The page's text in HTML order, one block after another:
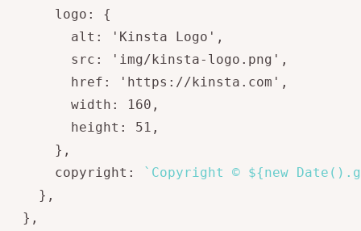
      logo: {
        alt: 'Kinsta Logo',
        src: 'img/kinsta-logo.png',
        href: 'https://kinsta.com',
        width: 160,
        height: 51,
      },
      copyright:
`Copyright © ${new
    },
  },